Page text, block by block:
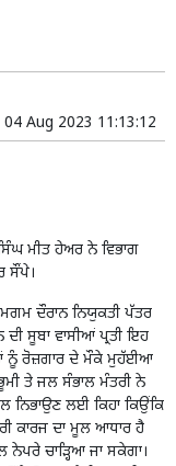
04 Aug 2023 11:13:12
ਮੀਤ ਹੇਅਰ ਨੇ ਵਿਭਾਗ
ਸੌਂਪੇ।
ਦੌਰਾਨ ਨਿਯੁਕਤੀ ਪੱਤਰ
ਸੂਬਾ ਵਾਸੀਆਂ ਪ੍ਰਤੀ ਇਹ
ਨੂੰ ਰੋਜ਼ਗਾਰ ਦੇ ਮੌਕੇ ਮੁਹੱਈਆ
ਤੇ ਜਲ ਸੰਭਾਲ ਮੰਤਰੀ ਨੇ
ਨਿਭਾਉਣ ਲਈ ਕਿਹਾ ਕਿਉਂਕਿ
ਕਾਰਜ ਦਾ ਮੂਲ ਆਧਾਰ ਹੈ
ਚਾੜ੍ਹਿਆ ਜਾ ਸਕੇਗਾ।